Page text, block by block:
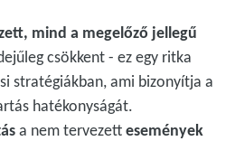
mind a megelőző jellegű
csökkent - ez egy ritka
stratégiákban, ami bizonyítja a
hatékonyságát.
a nem tervezettesemények